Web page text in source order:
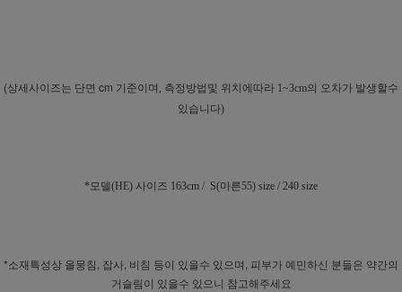
(상세사이즈는 단면 cm 기준이며 , 측정방법및 위치에따라 1~3cm의 오차가 발생할수
있습니다)
*모델(HE) 사이즈 163cm / S(마른55) size / 240 size
*소재특성상 올뭉침, 잡사, 비침 등이 있을수 있으며, 피부가 예민하신 분들은 약간의
거슬림이 있을수 있으니 참고해주세요